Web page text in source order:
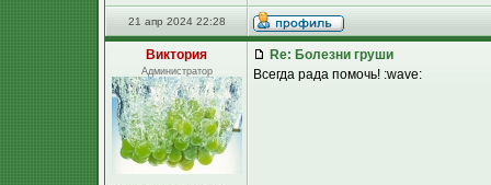
21 апр 2024 22:28
Виктория
Администратор
Re: Болезни груши
Всегда рада помочь! :wave: